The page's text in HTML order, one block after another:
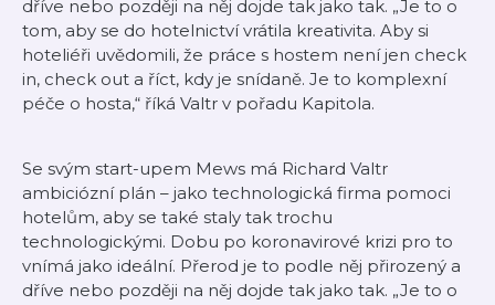
dříve nebo později na něj dojde tak jako tak. „Je to o
tom, aby se do hotelnictví vrátila kreativita. Aby si
hoteliéři uvědomili, že práce s hostem není jen check
in, check out a říct, kdy je snídaně. Je to komplexní
péče o hosta,“ říká Valtr v pořadu Kapitola.
Se svým start-upem Mews má Richard Valtr
ambiciózní plán – jako technologická firma pomoci
hotelům, aby se také staly tak trochu
technologickými. Dobu po koronavirové krizi pro to
vnímá jako ideální. Přerod je to podle něj přirozený a
dříve nebo později na něj dojde tak jako tak. „Je to o